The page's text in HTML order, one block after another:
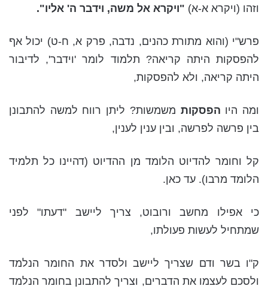
וזהו (ויקרא א-א) "ויקרא אל משה, וידבר ה' אליו".
פרש"י (והוא מתורת כהנים, נדבה, פרק א, ח-ט) יכול אף
להפסקות היתה קריאה? תלמוד לומר 'וידבר', לדיבור
היתה קריאה, ולא להפסקות,
ומה היו הפסקות משמשות? ליתן רווח למשה להתבונן
בין פרשה לפרשה, ובין ענין לענין,
קל וחומר להדיוט הלומד מן ההדיוט (דהיינו כל תלמיד
הלומד מרבו). עד כאן.
כי אפילו מחשב ורובוט, צריך ליישב "דעתו" לפני
שמתחיל לעשות פעולתו,
ק"ו בשר ודם שצריך ליישב ולסדר את החומר הנלמד
ולסכם לעצמו את הדברים, וצריך להתבונן בחומר הנלמד